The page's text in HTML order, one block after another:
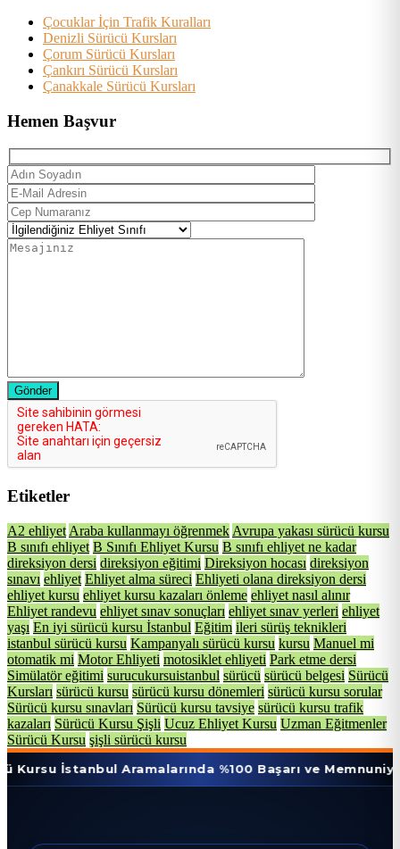
Çocuklar İçin Trafik Kuralları
Denizli Sürücü Kursları
Çorum Sürücü Kursları
Çankırı Sürücü Kursları
Çanakkale Sürücü Kursları
Hemen Başvur
Gönder
Etiketler
A2 ehliyet Araba kullanmayı öğrenmek Avrupa yakası sürücü kursu
B sınıfı ehliyet B Sınıfı Ehliyet Kursu B sınıfı ehliyet ne kadar
direksiyon dersi direksiyon eğitimi Direksiyon hocası direksiyon
sınavı ehliyet Ehliyet alma süreci Ehliyeti olana direksiyon dersi
ehliyet kursu ehliyet kursu kazaları önleme ehliyet nasıl alınır
Ehliyet randevu ehliyet sınav sonuçları ehliyet sınav yerleri ehliyet
yaşı En iyi sürücü kursu İstanbul Eğitim ileri sürüş teknikleri
istanbul sürücü kursu Kampanyalı sürücü kursu kursu Manuel mi
otomatik mi Motor Ehliyeti motosiklet ehliyeti Park etme dersi
Simülatör eğitimi surucukursuistanbul sürücü sürücü belgesi Sürücü
Kursları sürücü kursu sürücü kursu dönemleri sürücü kursu sorular
Sürücü kursu sınavları Sürücü kursu tavsiye sürücü kursu trafik
kazaları Sürücü Kursu Şişli Ucuz Ehliyet Kursu Uzman Eğitmenler
Sürücü Kursu şişli sürücü kursu
Aramalarında %100 Başarı ve Memnuniyet Oranı